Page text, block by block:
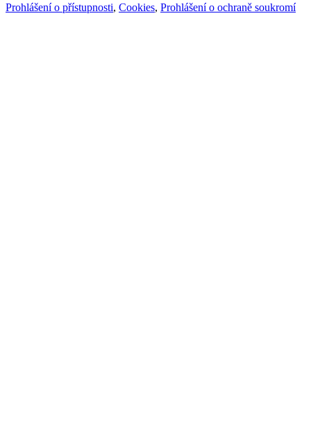
Prohlášení o přístupnosti, Cookies, Prohlášení o ochraně soukromí